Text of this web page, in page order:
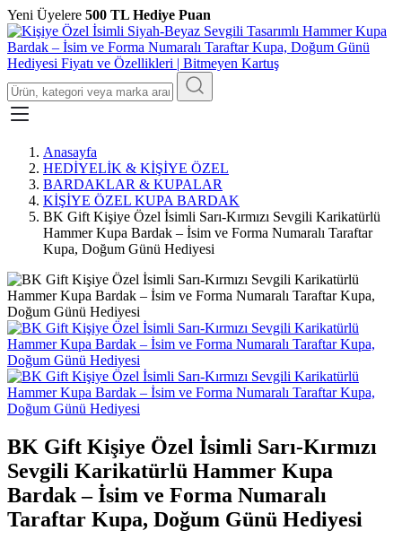
Yeni Üyelere 500 TL Hediye Puan
Anasayfa
HEDİYELİK & KİŞİYE ÖZEL
BARDAKLAR & KUPALAR
KİŞİYE ÖZEL KUPA BARDAK
BK Gift Kişiye Özel İsimli Sarı-Kırmızı Sevgili Karikatürlü
Hammer Kupa Bardak – İsim ve Forma Numaralı Taraftar
Kupa, Doğum Günü Hediyesi
BK Gift Kişiye Özel İsimli Sarı-Kırmızı
Sevgili Karikatürlü Hammer Kupa
Bardak – İsim ve Forma Numaralı
Taraftar Kupa, Doğum Günü Hediyesi